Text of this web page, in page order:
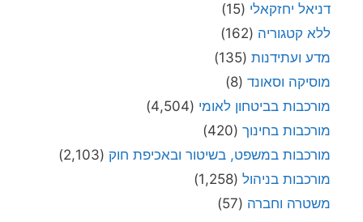
דניאל יחזקאלי (15)
ללא קטגוריה (162)
מדע ועתידנות (135)
מוסיקה וסאונד (8)
מורכבות בביטחון לאומי (4,504)
מורכבות בחינוך (420)
מורכבות במשפט, בשיטור ובאכיפת חוק (2,103)
מורכבות בניהול (1,258)
משטרה וחברה (57)